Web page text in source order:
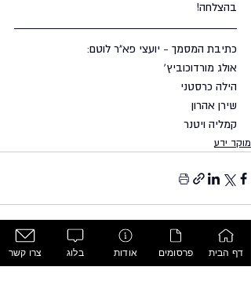
בהצלחה!
כתיבת המסמך - יועצי פא"ר לוטם:
אולג מורדוכוביץ'
הילה כרסטני
שירן אהרון
קמליה ויטנר
מוקד ידע
צרו קשר בלוג אודות פרסומים דף הבית